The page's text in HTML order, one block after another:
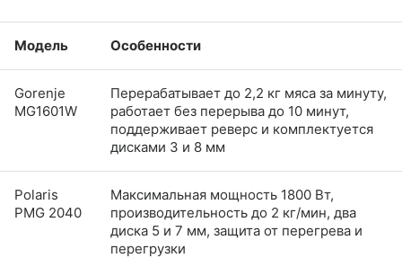
Модель Особенности
Gorenje
MG1601W
Перерабатывает до 2,2 кг мяса за минуту,
работает без перерыва до 10 минут,
поддерживает реверс и комплектуется
дисками 3 и 8 мм
Polaris
PMG 2040
Максимальная мощность 1800 Вт,
производительность до 2 кг/мин, два
диска 5 и 7 мм, защита от перегрева и
перегрузки